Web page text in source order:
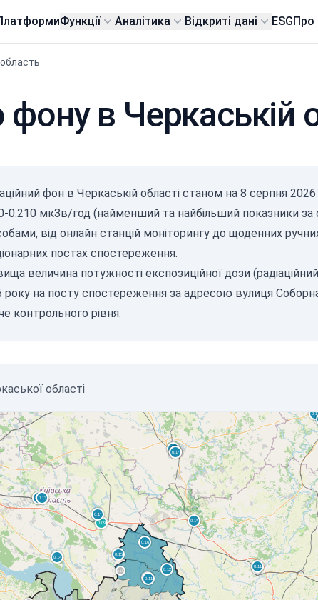
Функції Аналітика Відкриті дані ESGПро
фону в Черкаській
фон в Черкаській області станом на 8 серпня 2026
0.210 мкЗв/год (найменший та найбільший показники за
від онлайн станцій моніторингу до щоденних
постах спостереження.
величина потужності експозиційної дози
року на посту спостереження за адресою вулиця
контрольного рівня.
області